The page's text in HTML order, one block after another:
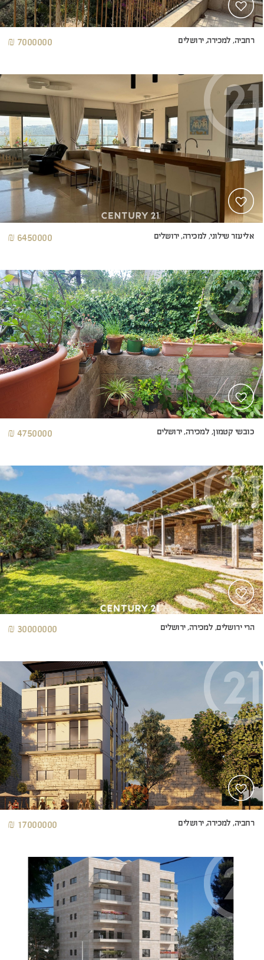
רחביה, למכירה, ירושלים 7000000 ₪
אליעזר שילוני, למכירה, ירושלים 6450000 ₪
כובשי קטמון, למכירה, ירושלים 4750000 ₪
הרי ירושלים, למכירה, ירושלים 30000000 ₪
רחביה, למכירה, ירושלים 17000000 ₪